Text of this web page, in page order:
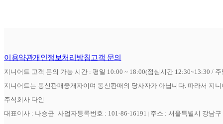
이용약관개인정보처리방침고객 문의
지니어트 고객 문의 가능 시간 : 평일 10:00 ~ 18:00(점심시간 12:30~13:30 /
지니어트는 통신판매중개자이며 통신판매의 당사자가 아닙니다. 따라서 지
주식회사 다인
대표이사 : 나승균 사업자등록번호 : 101-86-16191
주소 : 서울특별시 강남